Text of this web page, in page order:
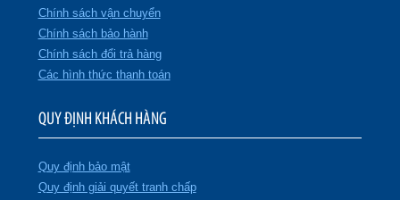
Chính sách vận chuyển
Chính sách bảo hành
Chính sách đổi trả hàng
Các hình thức thanh toán
QUY ĐỊNH KHÁCH HÀNG
Quy định bảo mật
Quy định giải quyết tranh chấp